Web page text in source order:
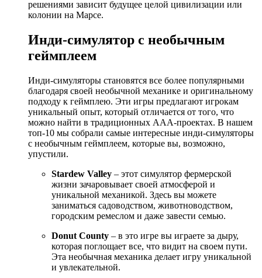
решениями зависит будущее целой цивилизации или
колонии на Марсе.
Инди-симулятор с необычным
геймплеем
Инди-симуляторы становятся все более популярными
благодаря своей необычной механике и оригинальному
подходу к геймплею. Эти игры предлагают игрокам
уникальный опыт, который отличается от того, что
можно найти в традиционных AAA-проектах. В нашем
топ-10 мы собрали самые интересные инди-симуляторы
с необычным геймплеем, которые вы, возможно,
упустили.
Stardew Valley – этот симулятор фермерской
жизни зачаровывает своей атмосферой и
уникальной механикой. Здесь вы можете
заниматься садоводством, животноводством,
городским ремеслом и даже завести семью.
Donut County – в это игре вы играете за дыру,
которая поглощает все, что видит на своем пути.
Эта необычная механика делает игру уникальной
и увлекательной.